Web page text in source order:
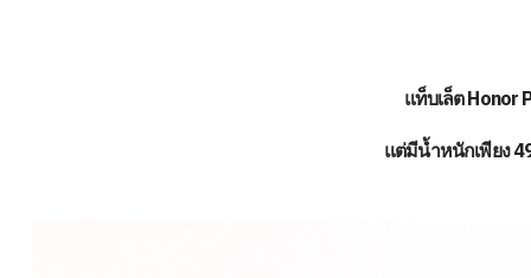
แท็บเล็ต Honor
แต่มีน้ำหนักเพียง